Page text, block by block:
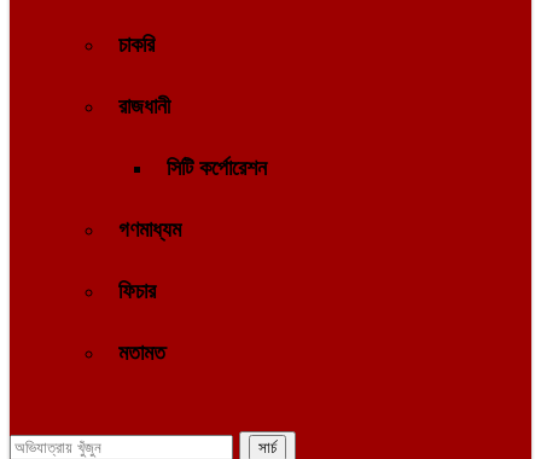
চাকরি
রাজধানী
সিটি কর্পোরেশন
গণমাধ্যম
ফিচার
মতামত